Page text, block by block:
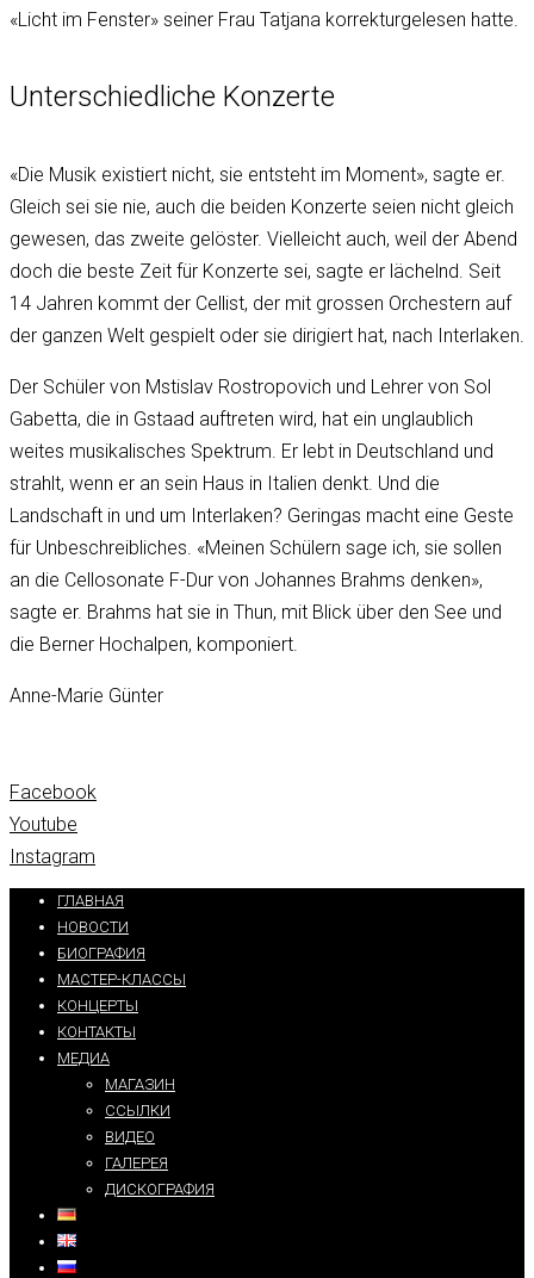
«Licht im Fenster» seiner Frau Tatjana korrekturgelesen hatte.
Unterschiedliche Konzerte
«Die Musik existiert nicht, sie entsteht im Moment», sagte er.
Gleich sei sie nie, auch die beiden Konzerte seien nicht gleich
gewesen, das zweite gelöster. Vielleicht auch, weil der Abend
doch die beste Zeit für Konzerte sei, sagte er lächelnd. Seit
14 Jahren kommt der Cellist, der mit grossen Orchestern auf
der ganzen Welt gespielt oder sie dirigiert hat, nach Interlaken.
Der Schüler von Mstislav Rostropovich und Lehrer von Sol
Gabetta, die in Gstaad auftreten wird, hat ein unglaublich
weites musikalisches Spektrum. Er lebt in Deutschland und
strahlt, wenn er an sein Haus in Italien denkt. Und die
Landschaft in und um Interlaken? Geringas macht eine Geste
für Unbeschreibliches. «Meinen Schülern sage ich, sie sollen
an die Cellosonate F-Dur von Johannes Brahms denken»,
sagte er. Brahms hat sie in Thun, mit Blick über den See und
die Berner Hochalpen, komponiert.
Anne-Marie Günter
Facebook
Youtube
Instagram
ГЛАВНАЯ
НОВОСТИ
БИОГРАФИЯ
МАСТЕР-КЛАССЫ
КОНЦЕРТЫ
КОНТАКТЫ
МЕДИА
МАГАЗИН
ССЫЛКИ
ВИДЕО
ГАЛЕРЕЯ
ДИСКОГРАФИЯ